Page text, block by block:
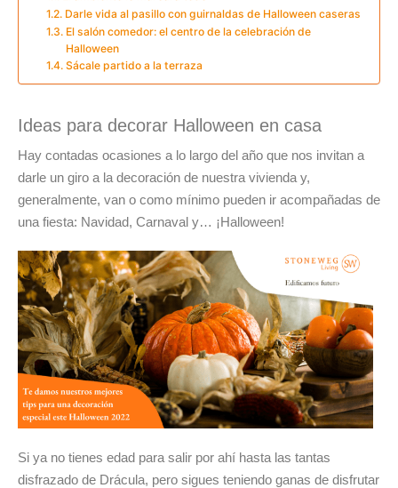
Darle vida al pasillo con guirnaldas de Halloween caseras
El salón comedor: el centro de la celebración de
Halloween
Sácale partido a la terraza
Ideas para decorar Halloween en casa
Hay contadas ocasiones a lo largo del año que nos invitan a
darle un giro a la decoración de nuestra vivienda y,
generalmente, van o como mínimo pueden ir acompañadas de
una fiesta: Navidad, Carnaval y… ¡Halloween!
Si ya no tienes edad para salir por ahí hasta las tantas
disfrazado de Drácula, pero sigues teniendo ganas de disfrutar